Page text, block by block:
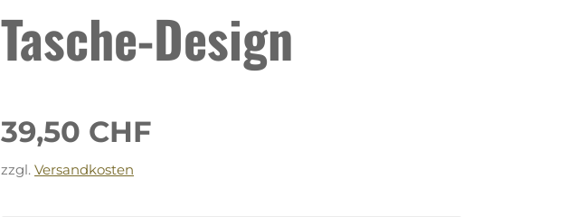
Tasche-Design
39,50 CHF
zzgl. Versandkosten